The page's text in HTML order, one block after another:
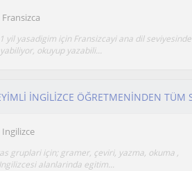
Fransizca
yil yasadigim için Fransizcayi ana dil seviyesinde
okuyup yazabili...
Ingilizce
gruplari için; gramer, çeviri, yazma, okuma ,
alanlarinda egitim...